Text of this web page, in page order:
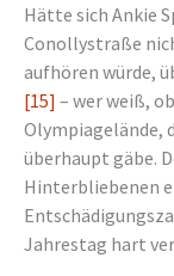
Hätte sich Ankie
Conollystraße
aufhören würde,
[15] – wer weiß,
Olympiagelände,
überhaupt gäbe.
Hinterbliebenen
Jahrestag hart